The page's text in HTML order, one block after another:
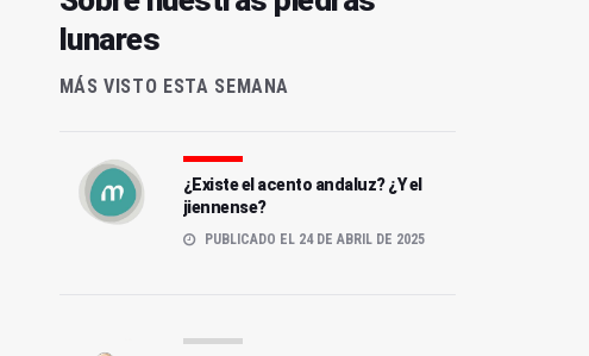
lunares
MÁS VISTO ESTA SEMANA
¿Existe el acento andaluz? ¿Y el
jiennense?
PUBLICADO EL 24 DE ABRIL DE 2025